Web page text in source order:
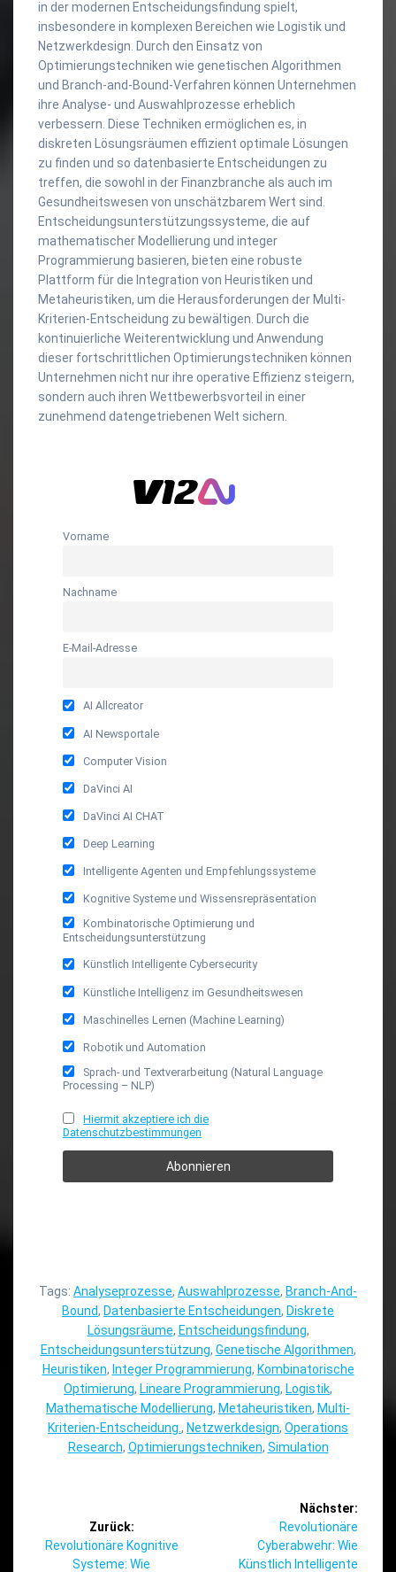
in der modernen Entscheidungsfindung spielt,
insbesondere in komplexen Bereichen wie Logistik und
Netzwerkdesign. Durch den Einsatz von
Optimierungstechniken wie genetischen Algorithmen
und Branch-and-Bound-Verfahren können Unternehmen
ihre Analyse- und Auswahlprozesse erheblich
verbessern. Diese Techniken ermöglichen es, in
diskreten Lösungsräumen effizient optimale Lösungen
zu finden und so datenbasierte Entscheidungen zu
treffen, die sowohl in der Finanzbranche als auch im
Gesundheitswesen von unschätzbarem Wert sind.
Entscheidungsunterstützungssysteme, die auf
mathematischer Modellierung und integer
Programmierung basieren, bieten eine robuste
Plattform für die Integration von Heuristiken und
Metaheuristiken, um die Herausforderungen der Multi-
Kriterien-Entscheidung zu bewältigen. Durch die
kontinuierliche Weiterentwicklung und Anwendung
dieser fortschrittlichen Optimierungstechniken können
Unternehmen nicht nur ihre operative Effizienz steigern,
sondern auch ihren Wettbewerbsvorteil in einer
zunehmend datengetriebenen Welt sichern.
Vorname
Nachname
E-Mail-Adresse
AI Allcreator
AI Newsportale
Computer Vision
DaVinci AI
DaVinci AI CHAT
Deep Learning
Intelligente Agenten und Empfehlungssysteme
Kognitive Systeme und Wissensrepräsentation
Kombinatorische Optimierung und
Entscheidungsunterstützung
Künstlich Intelligente Cybersecurity
Künstliche Intelligenz im Gesundheitswesen
Maschinelles Lernen (Machine Learning)
Robotik und Automation
Sprach- und Textverarbeitung (Natural Language
Processing – NLP)
Hiermit akzeptiere ich die
Datenschutzbestimmungen
Tags: Analyseprozesse, Auswahlprozesse, Branch-And-
Bound, Datenbasierte Entscheidungen, Diskrete
Lösungsräume, Entscheidungsfindung,
Entscheidungsunterstützung, Genetische Algorithmen,
Heuristiken, Integer Programmierung, Kombinatorische
Optimierung, Lineare Programmierung, Logistik,
Mathematische Modellierung, Metaheuristiken, Multi-
Kriterien-Entscheidung. , Netzwerkdesign, Operations
Research, Optimierungstechniken, Simulation
Zurück:
Vorheriger
Beitrag:
Revolutionäre Kognitive
Systeme: Wie
Nächster:
Nächster
Beitrag:
Revolutionäre
Cyberabwehr: Wie
Künstlich Intelligente